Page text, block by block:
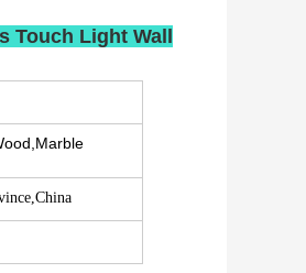
Touch Light Wall